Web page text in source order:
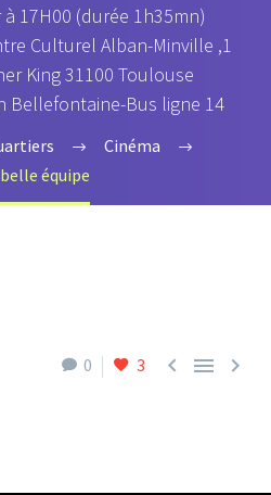
17H00 (durée 1h35mn)
Culturel Alban-Minville ,1
King 31100 Toulouse
Bellefontaine-Bus ligne 14
Cinéma
équipe
0 3   